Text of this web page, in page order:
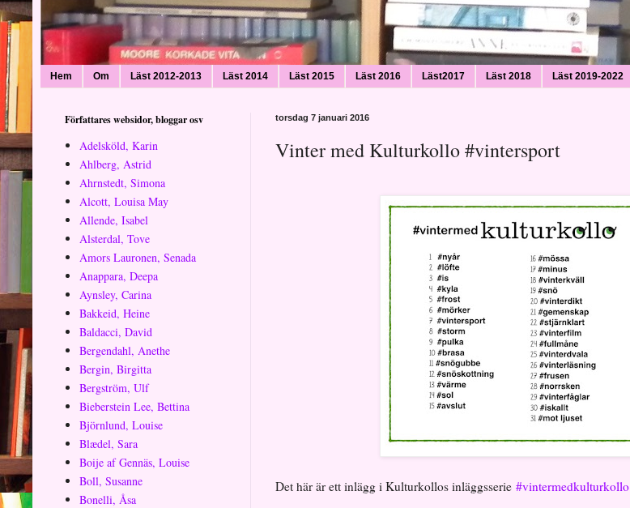
Hem Om Läst 2012-2013 Läst 2014 Läst 2015 Läst 2016 Läst2017 Läst 2018 Läst 2019-2022
torsdag 7 januari 2016
Vinter med Kulturkollo #vintersport
Det här är ett inlägg i Kulturkollos inläggsserie #vintermedkulturkollo
Författares websidor, bloggar osv
Adelsköld, Karin
Ahlberg, Astrid
Ahrnstedt, Simona
Alcott, Louisa May
Allende, Isabel
Alsterdal, Tove
Amors Lauronen, Senada
Anappara, Deepa
Aynsley, Carina
Bakkeid, Heine
Baldacci, David
Bergendahl, Anethe
Bergin, Birgitta
Bergström, Ulf
Bieberstein Lee, Bettina
Björnlund, Louise
Blædel, Sara
Boije af Gennäs, Louise
Boll, Susanne
Bonelli, Åsa